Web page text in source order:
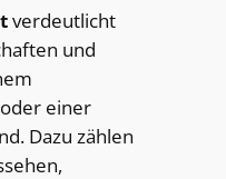
verdeutlicht
und
einer
Dazu zählen